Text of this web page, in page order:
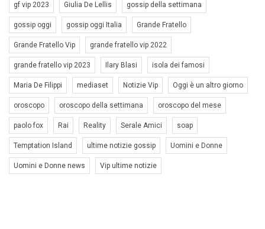
gf vip 2023 Giulia De Lellis gossip della settimana
gossip oggi gossip oggi Italia Grande Fratello
Grande Fratello Vip grande fratello vip 2022
grande fratello vip 2023 Ilary Blasi isola dei famosi
Maria De Filippi mediaset Notizie Vip Oggi è un altro giorno
oroscopo oroscopo della settimana oroscopo del mese
paolo fox Rai Reality Serale Amici soap
Temptation Island ultime notizie gossip Uomini e Donne
Uomini e Donne news Vip ultime notizie